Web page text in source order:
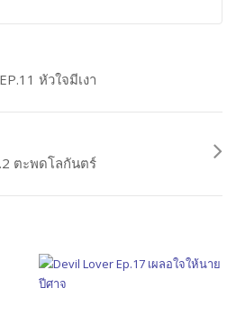
หัวใจมีเงา
ตะพดโลกันตร์